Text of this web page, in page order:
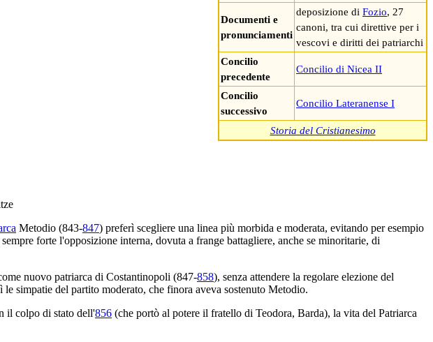
Documenti e
pronunciamenti
deposizione di Fozio, 27
canoni, tra cui direttive per i
vescovi e diritti dei patriarchi
Concilio
precedente
Concilio di Nicea II
Concilio
successivo
Concilio Lateranense I
Storia del Cristianesimo
Metodio (843-847) preferì scegliere una linea più morbida e moderata, evitando per esempio
forte l'opposizione interna, dovuta a frange battagliere, anche se minoritarie, di
nuovo patriarca di Costantinopoli (847-858), senza attendere la regolare elezione del
simpatie del partito moderato, che finora aveva sostenuto Metodio.
il colpo di stato dell'856 (che portò al potere il fratello di Teodora, Barda), la vita del Patriarca